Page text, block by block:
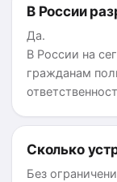
В России
Да.
В России на
гражданам
Сколько
Без